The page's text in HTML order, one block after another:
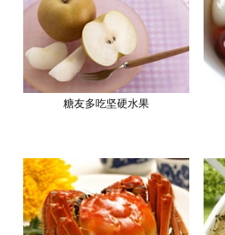
糖友多吃坚硬水果